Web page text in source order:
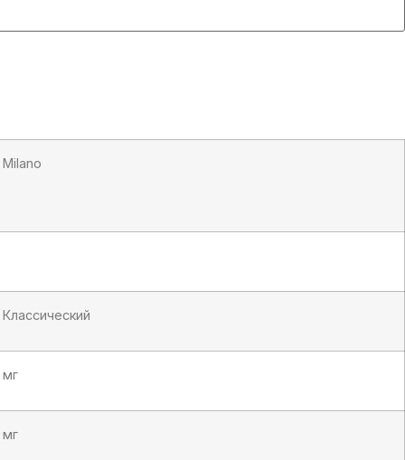
Milano
Классический
мг
мг